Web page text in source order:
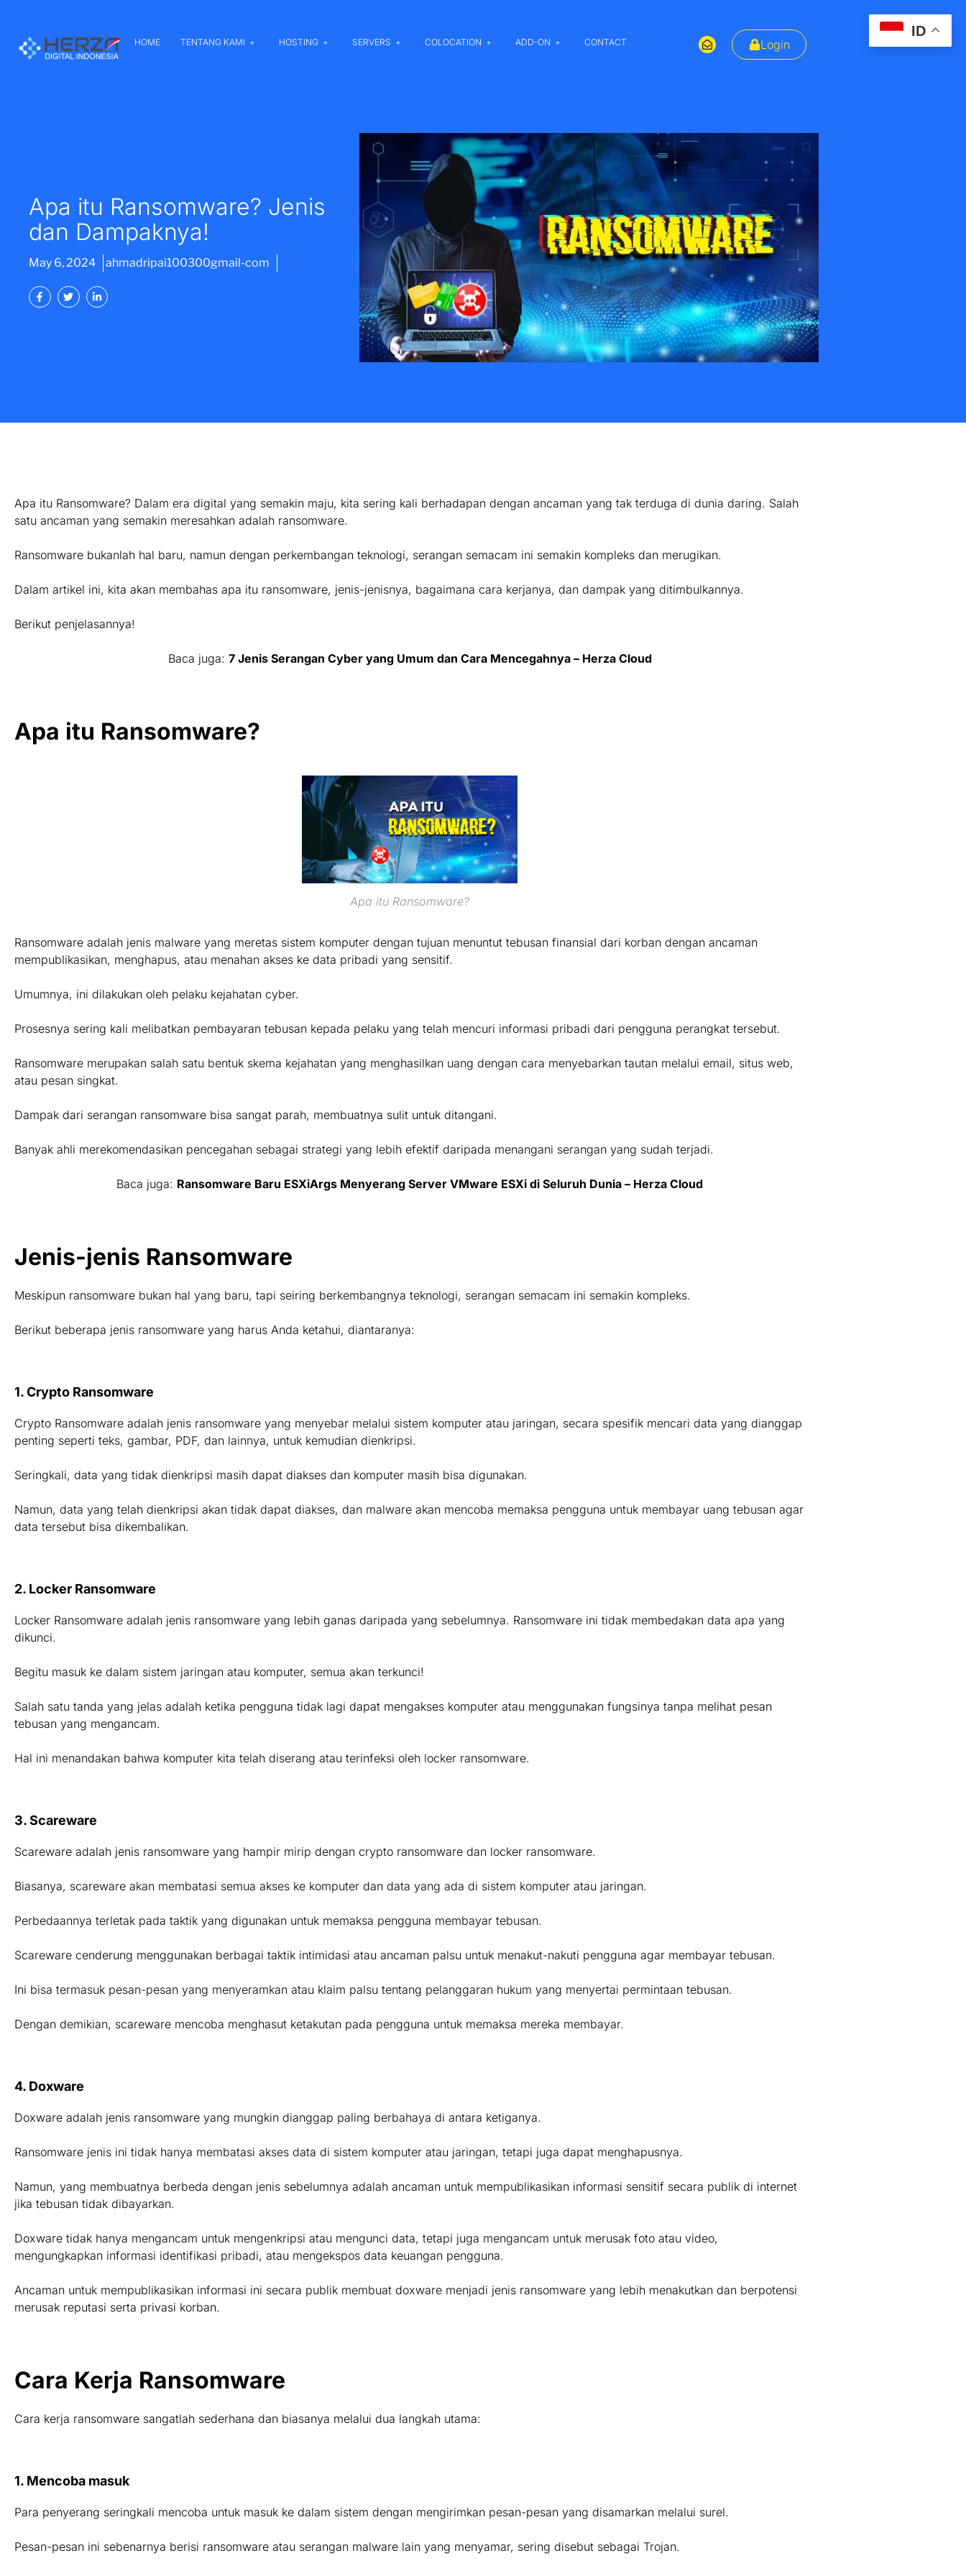
HOME TENTANG KAMI HOSTING SERVERS COLOCATION ADD-ON CONTACT Login
Apa itu Ransomware? Jenis
dan Dampaknya!
May 6, 2024 ahmadripai100300gmail-com
Apa itu Ransomware? Dalam era digital yang semakin maju, kita sering kali berhadapan dengan ancaman yang tak terduga di dunia daring. Salah
satu ancaman yang semakin meresahkan adalah ransomware.
Ransomware bukanlah hal baru, namun dengan perkembangan teknologi, serangan semacam ini semakin kompleks dan merugikan.
Dalam artikel ini, kita akan membahas apa itu ransomware, jenis-jenisnya, bagaimana cara kerjanya, dan dampak yang ditimbulkannya.
Berikut penjelasannya!
Baca juga: 7 Jenis Serangan Cyber yang Umum dan Cara Mencegahnya – Herza Cloud
Apa itu Ransomware?
Apa itu Ransomware?
Ransomware adalah jenis malware yang meretas sistem komputer dengan tujuan menuntut tebusan finansial dari korban dengan ancaman
mempublikasikan, menghapus, atau menahan akses ke data pribadi yang sensitif.
Umumnya, ini dilakukan oleh pelaku kejahatan cyber.
Prosesnya sering kali melibatkan pembayaran tebusan kepada pelaku yang telah mencuri informasi pribadi dari pengguna perangkat tersebut.
Ransomware merupakan salah satu bentuk skema kejahatan yang menghasilkan uang dengan cara menyebarkan tautan melalui email, situs web,
atau pesan singkat.
Dampak dari serangan ransomware bisa sangat parah, membuatnya sulit untuk ditangani.
Banyak ahli merekomendasikan pencegahan sebagai strategi yang lebih efektif daripada menangani serangan yang sudah terjadi.
Baca juga: Ransomware Baru ESXiArgs Menyerang Server VMware ESXi di Seluruh Dunia – Herza Cloud
Jenis-jenis Ransomware
Meskipun ransomware bukan hal yang baru, tapi seiring berkembangnya teknologi, serangan semacam ini semakin kompleks.
Berikut beberapa jenis ransomware yang harus Anda ketahui, diantaranya:
1. Crypto Ransomware
Crypto Ransomware adalah jenis ransomware yang menyebar melalui sistem komputer atau jaringan, secara spesifik mencari data yang dianggap
penting seperti teks, gambar, PDF, dan lainnya, untuk kemudian dienkripsi.
Seringkali, data yang tidak dienkripsi masih dapat diakses dan komputer masih bisa digunakan.
Namun, data yang telah dienkripsi akan tidak dapat diakses, dan malware akan mencoba memaksa pengguna untuk membayar uang tebusan agar
data tersebut bisa dikembalikan.
2. Locker Ransomware
Locker Ransomware adalah jenis ransomware yang lebih ganas daripada yang sebelumnya. Ransomware ini tidak membedakan data apa yang
dikunci.
Begitu masuk ke dalam sistem jaringan atau komputer, semua akan terkunci!
Salah satu tanda yang jelas adalah ketika pengguna tidak lagi dapat mengakses komputer atau menggunakan fungsinya tanpa melihat pesan
tebusan yang mengancam.
Hal ini menandakan bahwa komputer kita telah diserang atau terinfeksi oleh locker ransomware.
3. Scareware
Scareware adalah jenis ransomware yang hampir mirip dengan crypto ransomware dan locker ransomware.
Biasanya, scareware akan membatasi semua akses ke komputer dan data yang ada di sistem komputer atau jaringan.
Perbedaannya terletak pada taktik yang digunakan untuk memaksa pengguna membayar tebusan.
Scareware cenderung menggunakan berbagai taktik intimidasi atau ancaman palsu untuk menakut-nakuti pengguna agar membayar tebusan.
Ini bisa termasuk pesan-pesan yang menyeramkan atau klaim palsu tentang pelanggaran hukum yang menyertai permintaan tebusan.
Dengan demikian, scareware mencoba menghasut ketakutan pada pengguna untuk memaksa mereka membayar.
4. Doxware
Doxware adalah jenis ransomware yang mungkin dianggap paling berbahaya di antara ketiganya.
Ransomware jenis ini tidak hanya membatasi akses data di sistem komputer atau jaringan, tetapi juga dapat menghapusnya.
Namun, yang membuatnya berbeda dengan jenis sebelumnya adalah ancaman untuk mempublikasikan informasi sensitif secara publik di internet
jika tebusan tidak dibayarkan.
Doxware tidak hanya mengancam untuk mengenkripsi atau mengunci data, tetapi juga mengancam untuk merusak foto atau video,
mengungkapkan informasi identifikasi pribadi, atau mengekspos data keuangan pengguna.
Ancaman untuk mempublikasikan informasi ini secara publik membuat doxware menjadi jenis ransomware yang lebih menakutkan dan berpotensi
merusak reputasi serta privasi korban.
Cara Kerja Ransomware
Cara kerja ransomware sangatlah sederhana dan biasanya melalui dua langkah utama:
1. Mencoba masuk
Para penyerang seringkali mencoba untuk masuk ke dalam sistem dengan mengirimkan pesan-pesan yang disamarkan melalui surel.
Pesan-pesan ini sebenarnya berisi ransomware atau serangan malware lain yang menyamar, sering disebut sebagai Trojan.
ID